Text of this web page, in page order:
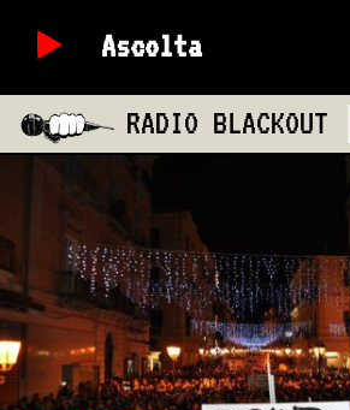
Ascolta
RADIO BLACKOUT